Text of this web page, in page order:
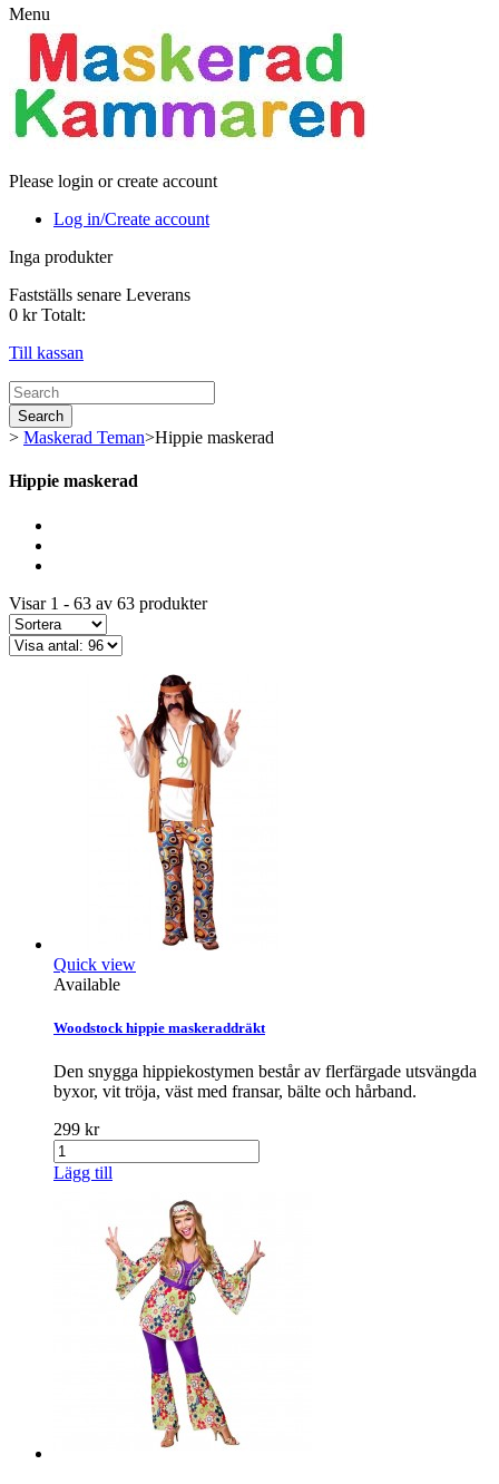
Menu
Please login or create account
Log in/Create account
Inga produkter
Fastställs senare Leverans
0 kr Totalt:
Till kassan
Search
> Maskerad Teman>Hippie maskerad
Hippie maskerad
Visar 1 - 63 av 63 produkter
Quick view
Available
Woodstock hippie maskeraddräkt
Den snygga hippiekostymen består av flerfärgade utsvängda
byxor, vit tröja, väst med fransar, bälte och hårband.
299 kr
Lägg till